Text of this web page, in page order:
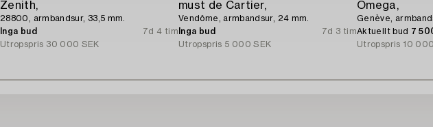
Zenith,
28800, armbandsur, 33,5 mm.
Inga bud
7d 4 tim
Utropspris 30 000 SEK
must de Cartier,
Vendôme, armbandsur, 24 mm.
Inga bud
7d 3 tim
Utropspris 5 000 SEK
Omega,
Genève,
Aktuellt bud 7
Utropspris 10